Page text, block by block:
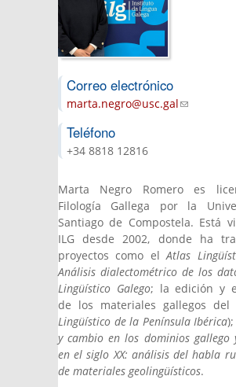
Correo electrónico
marta.negro@usc.gal(link sends
Teléfono
+34 8818 12816
Marta Negro Romero es
Filología Gallega por la
Santiago de Compostela. Está
ILG desde 2002, donde ha
proyectos como elAtlas
Análisis dialectométrico de los
Lingüístico Galego; la edición y
de los materiales gallegos del
Lingüístico de la Península Ibérica
y cambio en los dominios gallego
en el siglo XX: análisis del habla
de materiales geolingüísticos.